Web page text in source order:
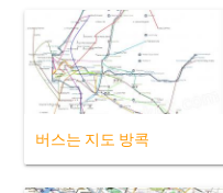
버스는 지도 방콕